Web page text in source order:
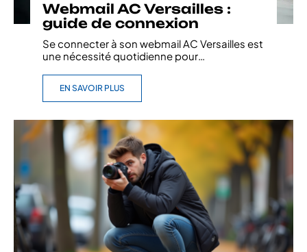
Webmail AC Versailles :
guide de connexion
Se connecter à son webmail AC Versailles est
une nécessité quotidienne pour…
EN SAVOIR PLUS